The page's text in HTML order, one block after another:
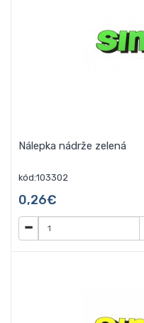
Nálepka nádrže zelená
kód:103302
0,26€